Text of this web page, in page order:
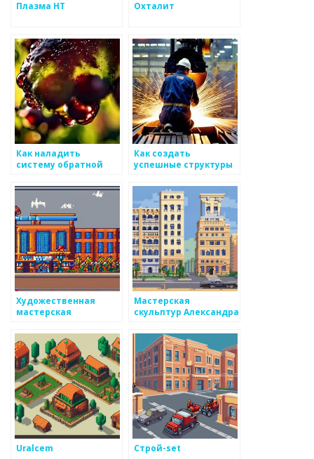
Плазма НТ Охталит
Как наладить
систему обратной
сворачиваний по
металлоизделиям
Как создать
успешные структуры
ответственности по
сфере
металлоизделий
Художественная
мастерская
Мастерская
скульптур Александра
Uralcem Строй-set